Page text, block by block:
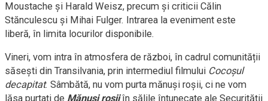
Moustache și Harald Weisz, precum și criticii Călin
Stănculescu și Mihai Fulger. Intrarea la eveniment este
liberă, în limita locurilor disponibile.
Vineri, vom intra în atmosfera de război, în cadrul comunității
săsești din Transilvania, prin intermediul filmului Cocoșul
decapitat. Sâmbătă, nu vom purta mănuși roșii, ci ne vom
lăsa purtați de Mănuși roșii în sălile întunecate ale Securității